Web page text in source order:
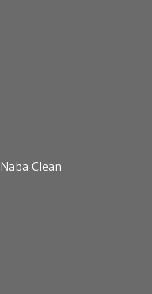
Naba Clean